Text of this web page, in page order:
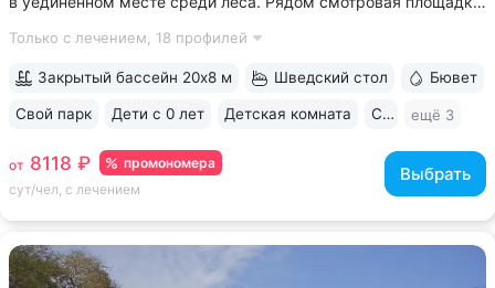
пение птиц • Удобный выход в Нижний и Верхний парки:
Только с лечением, 18 профилей
промономера
от 8118 ₽
сут/чел, с лечением
Выбрать
Закрытый бассейн 20х8 м Шведский стол Бювет
Свой парк Дети с 0 лет Детская комната Спа ещё 3